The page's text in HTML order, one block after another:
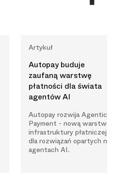
Artykuł
Autopay buduje
zaufaną warstwę
płatności dla świata
agentów AI
Autopay rozwija Agentic
Payment - nową warstwę
infrastruktury płatniczej
dla rozwiązań opartych na
agentach AI.